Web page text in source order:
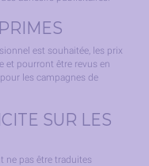
est souhaitée, les prix
et pourront être revus en
les campagnes de
SUR LES
ne pas être traduites